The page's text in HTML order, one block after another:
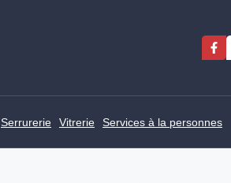
Serrurerie Vitrerie Services à la personnes